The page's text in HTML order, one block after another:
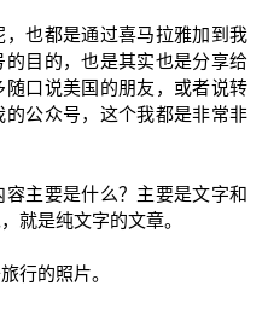
也都是通过喜马拉雅加到我
目的，也是其实也是分享给
口说美国的朋友，或者说转
公众号，这个我都是非常非
主要是什么？主要是文字和
就是纯文字的文章。
行的照片。